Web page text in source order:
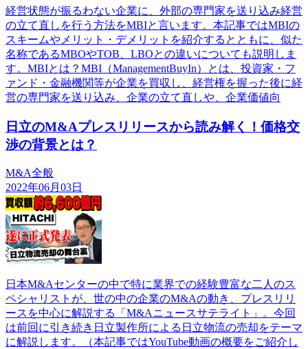
経営状態が振るわない企業に、外部の専門家を送り込み経営
の立て直しを行う方法をMBIと言います。本記事ではMBIの
スキームやメリット・デメリットを紹介するとともに、似た
名称であるMBOやTOB、LBOとの違いについても説明しま
す。MBIとは？MBI（ManagementBuyIn）とは、投資家・フ
ァンド・金融機関等が企業を買収し、経営権を握った後に経
営の専門家を送り込み、企業の立て直しや、企業価値向
日立のM&Aプレスリリースから読み解く！価格交
渉の背景とは？
M&A全般
2022年06月03日
日本M&Aセンターの中で特に業界での経験豊富な二人のス
ペシャリストが、世の中の企業のM&Aの動き、プレスリリ
ースを中心に解説する「M&Aニュースサテライト」。今回
は前回に引き続き日立製作所による日立物流の売却をテーマ
に解説します。（本記事ではYouTube動画の概要をご紹介し